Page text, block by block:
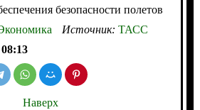
безопасности полетов
Источник: ТАСС
Наверх